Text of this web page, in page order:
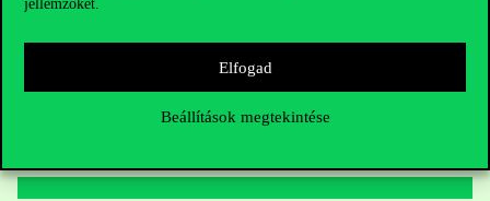
jellemzőket.
Elfogad
Beállítások megtekintése